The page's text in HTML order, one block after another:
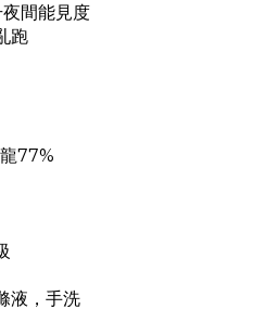
間能見度
跑
77%
液，手洗